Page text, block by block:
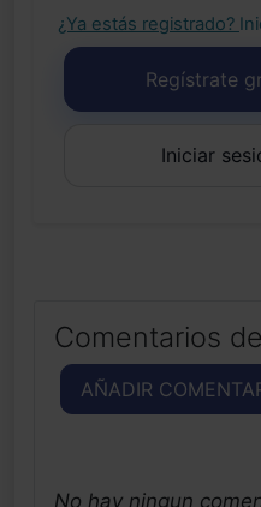
¿Ya estás registrado?
Regístrate
Iniciar
Comentarios
AÑADIR
No hay ningun